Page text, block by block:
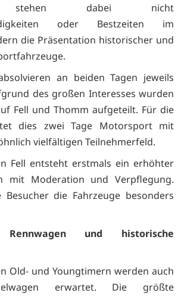
stehen dabei nicht
oder Bestzeiten im
die Präsentation historischer und
an beiden Tagen jeweils
des großen Interesses wurden
Fell und Thomm aufgeteilt. Für die
dies zwei Tage Motorsport mit
vielfältigen Teilnehmerfeld.
Fell entsteht erstmals ein erhöhter
mit Moderation und Verpflegung.
die Fahrzeuge besonders
Rennwagen und historische
Old- und Youngtimern werden auch
erwartet. Die größte